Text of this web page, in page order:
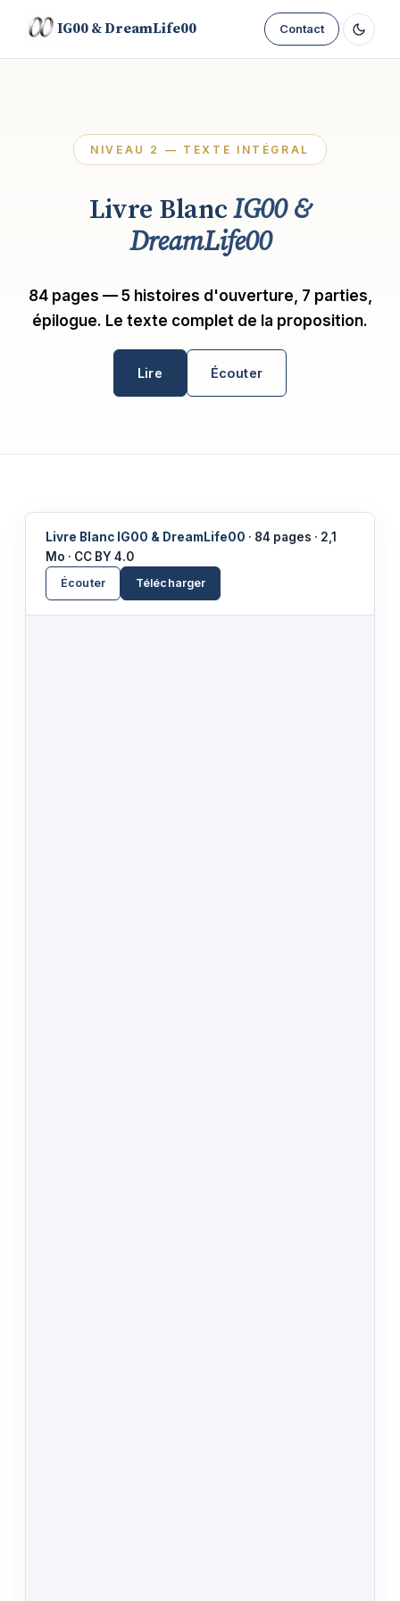
IG00 & DreamLife00 Contact
NIVEAU 2 — TEXTE INTÉGRAL
Livre BlancIG00 &
DreamLife00
84 pages — 5 histoires d'ouverture, 7 parties,
épilogue. Le texte complet de la proposition.
Lire Écouter
Livre Blanc IG00 & DreamLife00 · 84 pages · 2,1
Mo · CC BY 4.0
Écouter Télécharger